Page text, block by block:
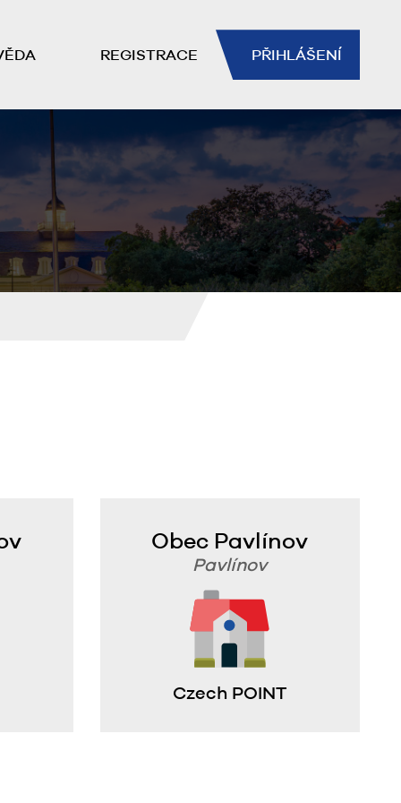
REGISTRACE PŘIHLÁŠENÍ
Obec Pavlínov
Pavlínov
Czech POINT